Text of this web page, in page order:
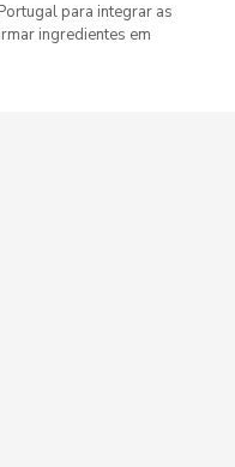
para integrar as
ingredientes em